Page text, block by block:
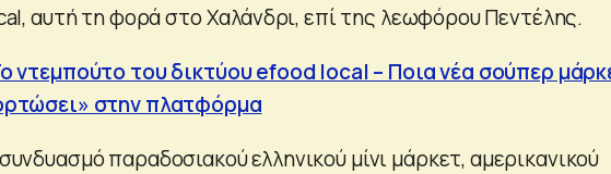
αυτή τη φορά στο Χαλάνδρι, επί της λεωφόρου Πεντέλης.
ντεμπούτο του δικτύου efood local – Ποια νέα σούπερ
στην πλατφόρμα
παραδοσιακού ελληνικού μίνι μάρκετ, αμερικανικού